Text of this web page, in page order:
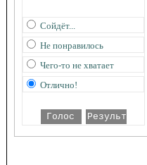
Сойдёт...
Не понравилось
Чего-то не хватает
Отлично!